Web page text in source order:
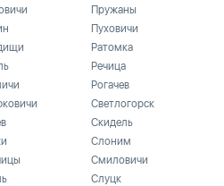
Пружаны
Пуховичи
Ратомка
Речица
Рогачев
Светлогорск
Скидель
Слоним
Смиловичи
Слуцк